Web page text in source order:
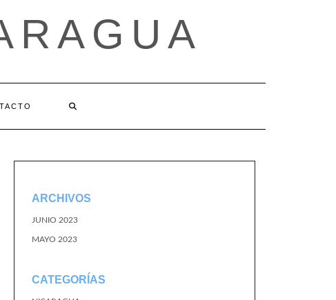
ARCHIVOS
JUNIO 2023
MAYO 2023
CATEGORÍAS